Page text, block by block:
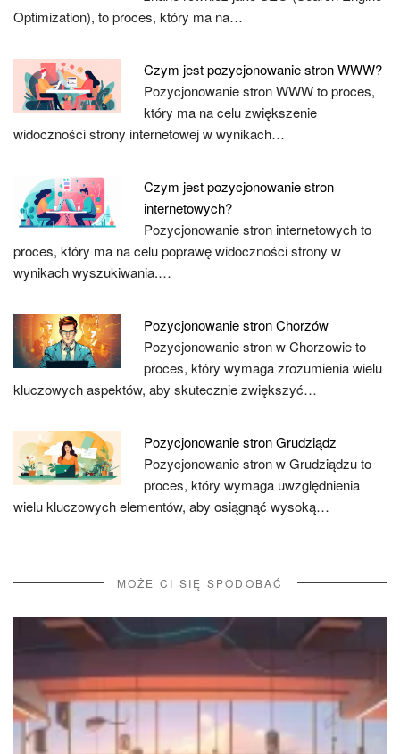
Optimization), to proces, który ma na…
Czym jest pozycjonowanie stron WWW?
Pozycjonowanie stron WWW to proces,
który ma na celu zwiększenie
widoczności strony internetowej w wynikach…
Czym jest pozycjonowanie stron
internetowych?
Pozycjonowanie stron internetowych to
proces, który ma na celu poprawę widoczności strony w
wynikach wyszukiwania.…
Pozycjonowanie stron Chorzów
Pozycjonowanie stron w Chorzowie to
proces, który wymaga zrozumienia wielu
kluczowych aspektów, aby skutecznie zwiększyć…
Pozycjonowanie stron Grudziądz
Pozycjonowanie stron w Grudziądzu to
proces, który wymaga uwzględnienia
wielu kluczowych elementów, aby osiągnąć wysoką…
MOŻE CI SIĘ SPODOBAĆ